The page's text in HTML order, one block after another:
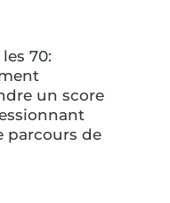
70:
un score
parcours de